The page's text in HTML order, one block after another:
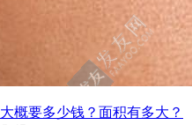
概要多少钱？面积有多大？